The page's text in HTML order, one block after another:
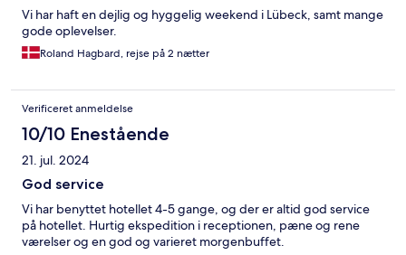
Vi har haft en dejlig og hyggelig weekend i Lübeck, samt mange
gode oplevelser.
Roland Hagbard, rejse på 2 nætter
Verificeret anmeldelse
10/10 Enestående
21. jul. 2024
God service
Vi har benyttet hotellet 4-5 gange, og der er altid god service
på hotellet. Hurtig ekspedition i receptionen, pæne og rene
værelser og en god og varieret morgenbuffet.